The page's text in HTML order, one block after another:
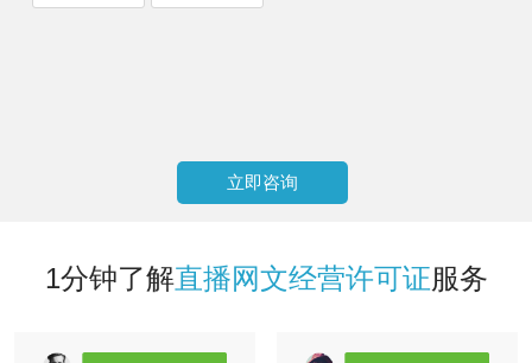
立即咨询
1分钟了解直播网文经营许可证服务